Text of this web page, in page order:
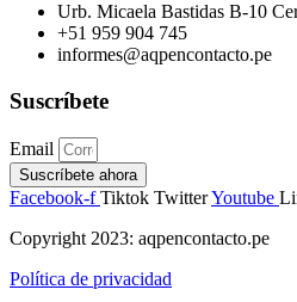
Urb. Micaela Bastidas B-10
+51 959 904 745
informes@aqpencontacto.pe
Suscríbete
Email
Suscríbete ahora
Facebook-f Tiktok TwitterYoutube
Copyright 2023: aqpencontacto.pe
Política de privacidad